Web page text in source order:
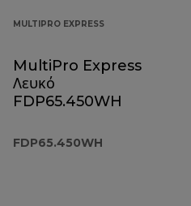
MULTIPRO EXPRESS
MultiPro Express
Λευκό
FDP65.450WH
FDP65.450WH